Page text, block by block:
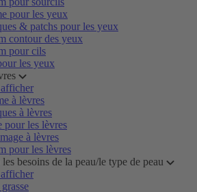
pour les yeux
& patchs pour les yeux
contour des yeux
pour cils
les yeux
à lèvres
à lèvres
pour les lèvres
à lèvres
pour les lèvres
besoins de la peau/le type de peau